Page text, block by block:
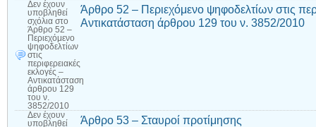
Δεν έχουν
υποβληθεί
σχόλια στο
Άρθρο 52 –
Περιεχόμενο
ψηφοδελτίων
στις
περιφερειακές
εκλογές –
Αντικατάσταση
άρθρου 129
του ν.
3852/2010
Άρθρο 52 – Περιεχόμενο ψηφοδελτίων στις
Αντικατάσταση άρθρου 129 του ν. 3852/2010
Δεν έχουν
υποβληθεί
Άρθρο 53 – Σταυροί προτίμησης